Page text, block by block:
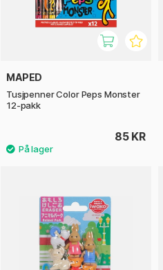
MAPED
Tusjpenner Color Peps Monster
12-pakk
85 KR